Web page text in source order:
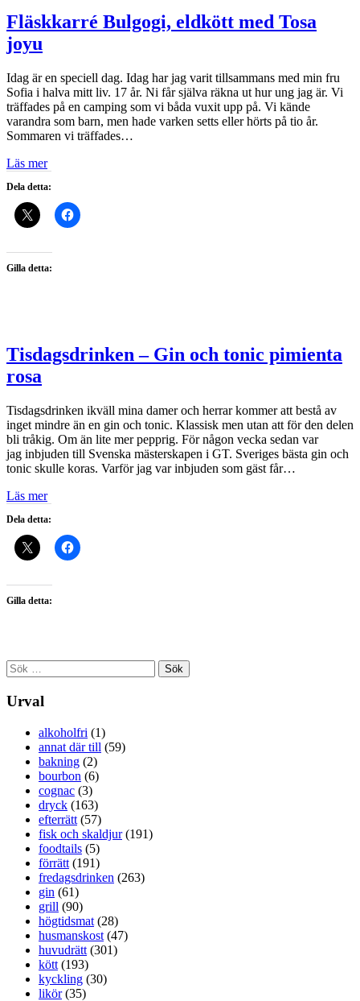
Fläskkarré Bulgogi, eldkött med Tosa
joyu
Idag är en speciell dag. Idag har jag varit tillsammans med min fru
Sofia i halva mitt liv. 17 år. Ni får själva räkna ut hur ung jag är. Vi
träffades på en camping som vi båda vuxit upp på. Vi kände
varandra som barn, men hade varken setts eller hörts på tio år.
Sommaren vi träffades…
Läs mer
Dela detta:
Gilla detta:
Tisdagsdrinken – Gin och tonic pimienta
rosa
Tisdagsdrinken ikväll mina damer och herrar kommer att bestå av
inget mindre än en gin och tonic. Klassisk men utan att för den delen
bli tråkig. Om än lite mer pepprig. För någon vecka sedan var
jag inbjuden till Svenska mästerskapen i GT. Sveriges bästa gin och
tonic skulle koras. Varför jag var inbjuden som gäst får…
Läs mer
Dela detta:
Gilla detta:
Sök
efter:
Urval
alkoholfri (1)
annat där till (59)
bakning (2)
bourbon (6)
cognac (3)
dryck (163)
efterrätt (57)
fisk och skaldjur(191)
foodtails (5)
förrätt (191)
fredagsdrinken (263)
gin (61)
grill (90)
högtidsmat (28)
husmanskost (47)
huvudrätt (301)
kött (193)
kyckling (30)
likör(35)